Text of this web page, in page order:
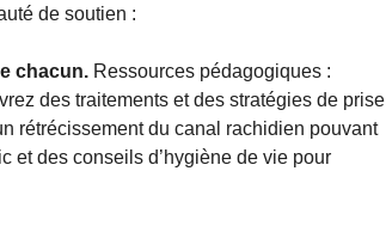
de soutien :
chacun. Ressources pédagogiques :
des traitements et des stratégies de prise
rétrécissement du canal rachidien pouvant
et des conseils d’hygiène de vie pour